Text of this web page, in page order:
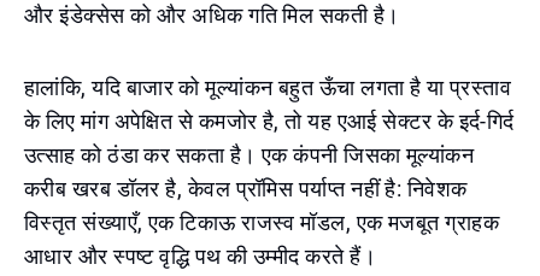
और इंडेक्सेस को और अधिक गति मिल सकती है।
हालांकि, यदि बाजार को मूल्यांकन बहुत ऊँचा लगता है या प्रस्ताव
के लिए मांग अपेक्षित से कमजोर है, तो यह एआई सेक्टर के इर्द-गिर्द
उत्साह को ठंडा कर सकता है। एक कंपनी जिसका मूल्यांकन
करीब खरब डॉलर है, केवल प्रॉमिस पर्याप्त नहीं है: निवेशक
विस्तृत संख्याएँ, एक टिकाऊ राजस्व मॉडल, एक मजबूत ग्राहक
आधार और स्पष्ट वृद्धि पथ की उम्मीद करते हैं।